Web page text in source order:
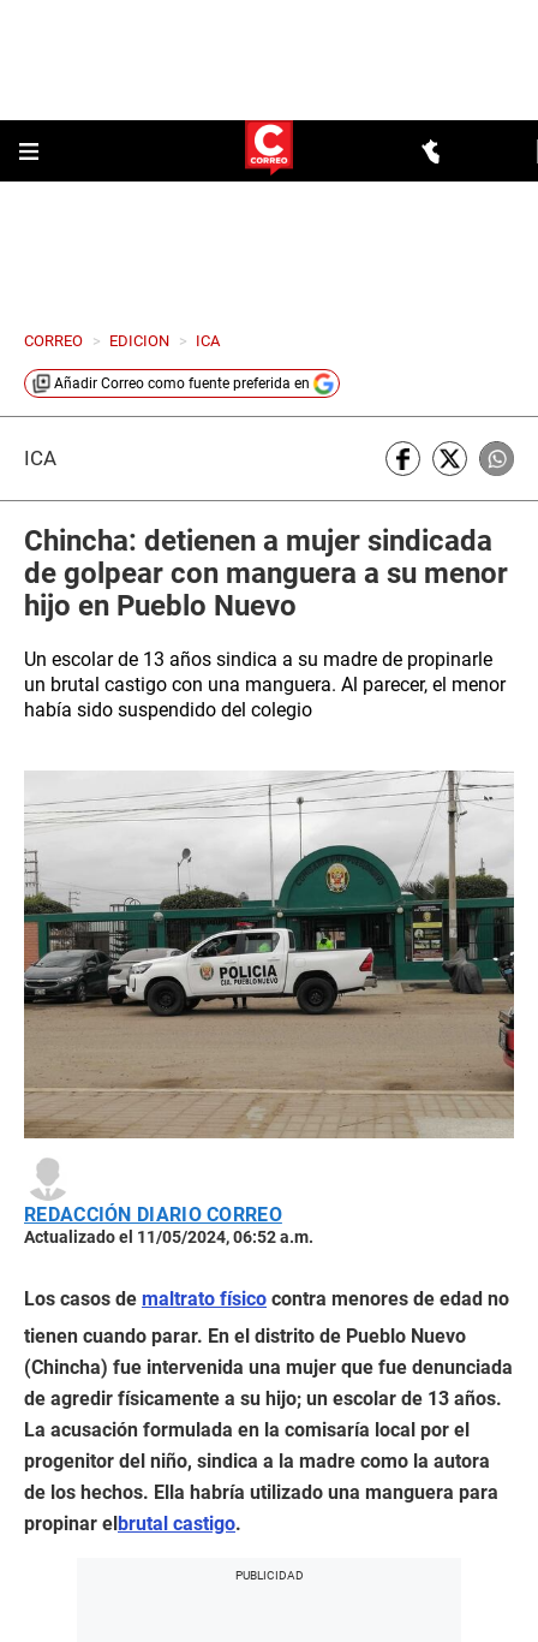
CORREO > EDICION > ICA
Añadir Correo como fuente preferida en
ICA
Chincha: detienen a mujer sindicada
de golpear con manguera a su menor
hijo en Pueblo Nuevo
Un escolar de 13 años sindica a su madre de propinarle
un brutal castigo con una manguera. Al parecer, el menor
había sido suspendido del colegio
REDACCIÓN DIARIO CORREO
Actualizado el 11/05/2024, 06:52 a.m.
Los casos de maltrato físico contra menores de edad no
tienen cuando parar. En el distrito de Pueblo Nuevo
(Chincha) fue intervenida una mujer que fue denunciada
de agredir físicamente a su hijo; un escolar de 13 años.
La acusación formulada en la comisaría local por el
progenitor del niño, sindica a la madre como la autora
de los hechos. Ella habría utilizado una manguera para
propinar elbrutal castigo.